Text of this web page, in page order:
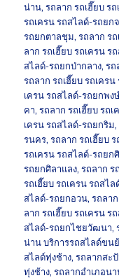
น่าน,รถลาก รถเฮี๊ยบ ร
รถเครน รถสไลด์-รถยก
รถยกตาลชุม,รถลาก ร
ลาก รถเฮี๊ยบ รถเครน ร
สไลด์-รถยกป่ากลาง,รถ
รถลาก รถเฮี๊ยบ รถเคร
เครน รถสไลด์-รถยกพงษ์
คา,รถลาก รถเฮี๊ยบ รถ
เครน รถสไลด์-รถยกริม,
รนคร,รถลาก รถเฮี๊ยบ
รถเครน รถสไลด์-รถยก
รถยกศิลาแลง,รถลาก ร
รถเฮี๊ยบ รถเครน รถสไ
สไลด์-รถยกอวน,รถลา
ลาก รถเฮี๊ยบ รถเครน ร
สไลด์-รถยกไชยวัฒนา,
น่าน บริการรถสไลด์ขน
สไลด์ทุ่งช้าง,รถลากสะ
ทุ่งช้าง,รถลากอำเภอน